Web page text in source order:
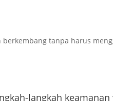
tanpa harus
langkah